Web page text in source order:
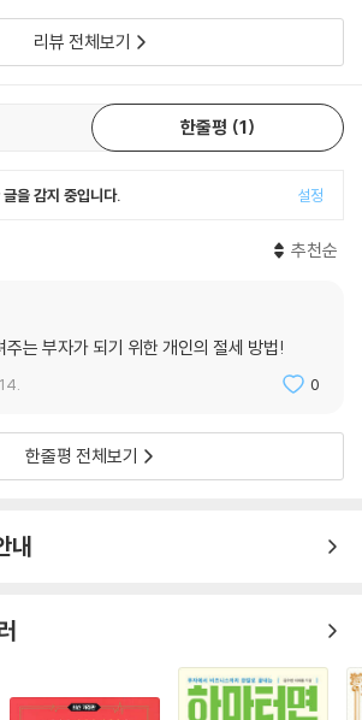
리뷰 전체보기
한줄평 1
을 감지 중입니다. 설정
추천순
주는 부자가 되기 위한 개인의 절세 방법!
0
한줄평 전체보기
내